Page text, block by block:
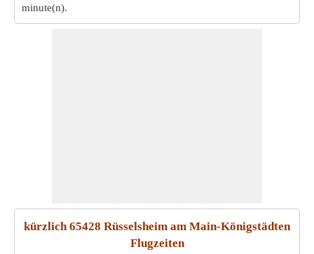
minute(n).
kürzlich 65428 Rüsselsheim am Main-Königstädten
Flugzeiten